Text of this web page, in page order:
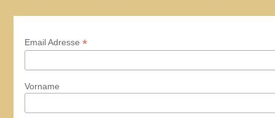
Email Adresse*
Vorname